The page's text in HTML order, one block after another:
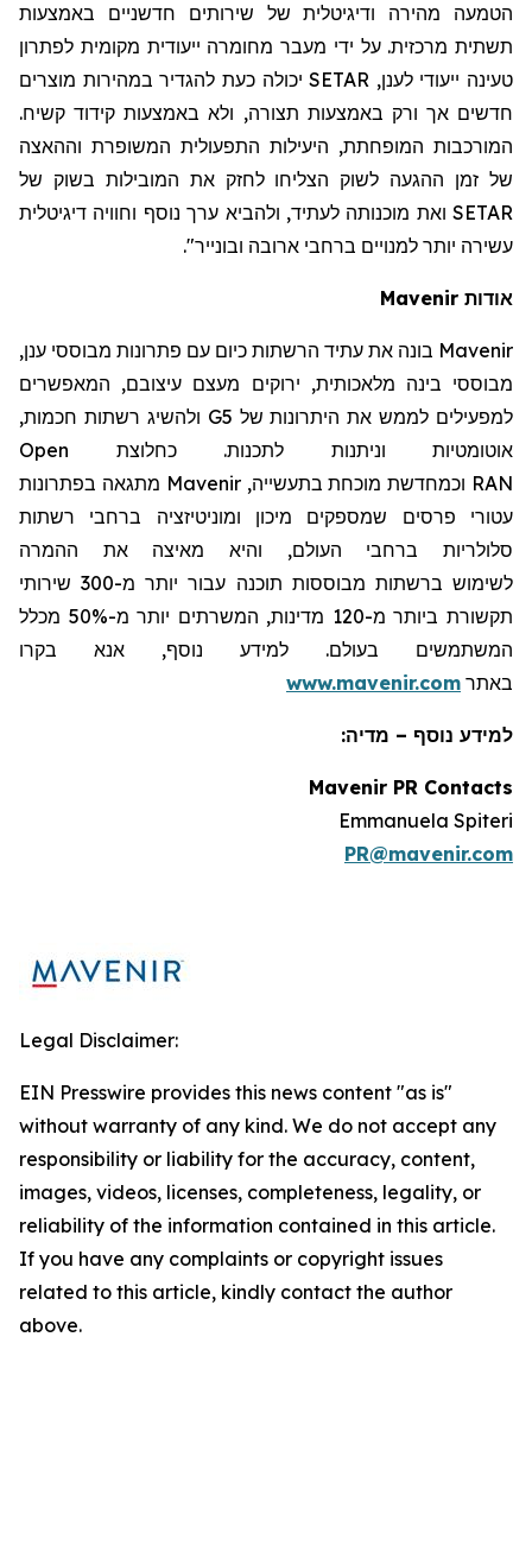
הטמעה מהירה ודיגיטלית של שירותים חדשניים באמצעות
תשתית מרכזית. על ידי מעבר מחומרה ייעודית מקומית לפתרון
טעינה ייעודי לענן, SETARיכולה כעת להגדיר במהירות מוצרים
חדשים אך ורק באמצעות תצורה, ולא באמצעות קידוד קשיח.
המורכבות המופחתת, היעילות התפעולית המשופרת וההאצה
של זמן ההגעה לשוק הצליחו לחזק את המובילות בשוק של
SETAR ואת מוכנותה לעתיד, ולהביא ערך נוסף וחוויה דיגיטלית
עשירה יותר למנויים ברחבי ארובה ובונייר".
אודות Mavenir
Mavenir בונה את עתיד הרשתות כיום עם פתרונות מבוססי ענן,
מבוססי בינה מלאכותית, ירוקים מעצם עיצובם, המאפשרים
למפעילים לממש את היתרונות של 5
G ולהשיג רשתות חכמות,
אוטומטיות וניתנות לתכנות. כחלוצת Open
RAN וכמחדשת מוכחת בתעשייה,Mavenir מתגאה בפתרונות
עטורי פרסים שמספקים מיכון ומוניטיזציה ברחבי רשתות
סלולריות ברחבי העולם, והיא מאיצה את ההמרה
לשימוש ברשתות מבוססות תוכנה עבור יותר מ-300 שירותי
תקשורת ביותר מ-120 מדינות, המשרתים יותר מ-50% מכלל
המשתמשים בעולם. למידע נוסף, אנא בקרו
באתר www.mavenir.com
למידע נוסף – מדיה:
Mavenir PR Contacts
Emmanuela Spiteri
PR@mavenir.com
Legal Disclaimer:
EIN Presswire provides this news content "as is"
without warranty of any kind. We do not accept any
responsibility or liability for the accuracy, content,
images, videos, licenses, completeness, legality, or
reliability of the information contained in this article.
If you have any complaints or copyright issues
related to this article, kindly contact the author
above.